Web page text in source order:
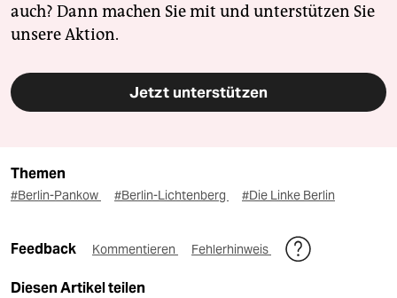
auch? Dann machen Sie mit und unterstützen Sie
unsere Aktion.
Jetzt unterstützen
Themen
#Berlin-Pankow #Berlin-Lichtenberg #Die Linke Berlin
Feedback Kommentieren Fehlerhinweis
Diesen Artikel teilen